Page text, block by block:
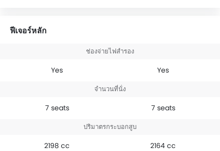
ฟีเจอร์หลัก
ช่องจ่ายไฟสำรอง
Yes Yes
จำนวนที่นั่ง
7 seats 7 seats
ปริมาตรกระบอกสูบ
2198 cc 2164 cc